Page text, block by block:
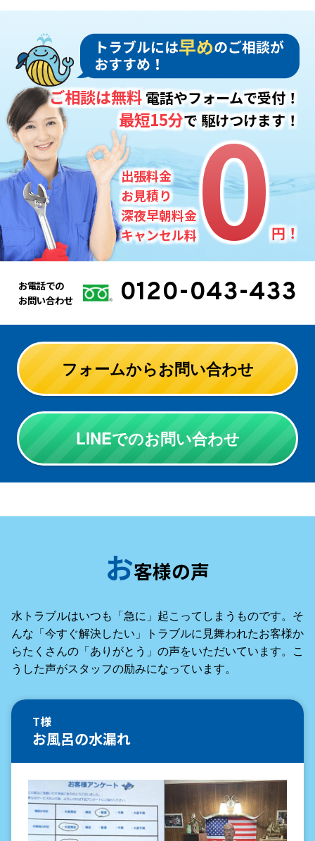
出張料金
お見積り
深夜早朝料金
キャンセル料0
0円！
ご相談は無料電話やフォームで受付！
最短15分で駆けつけます！
お電話での
お問い合わせ
0120-043-433
フォームからお問い合わせ
LINEでのお問い合わせ
お客様の声
水トラブルはいつも「急に」起こってしまうものです。そ
んな「今すぐ解決したい」トラブルに見舞われたお客様か
らたくさんの「ありがとう」の声をいただいています。こ
うした声がスタッフの励みになっています。
T様
お風呂の水漏れ